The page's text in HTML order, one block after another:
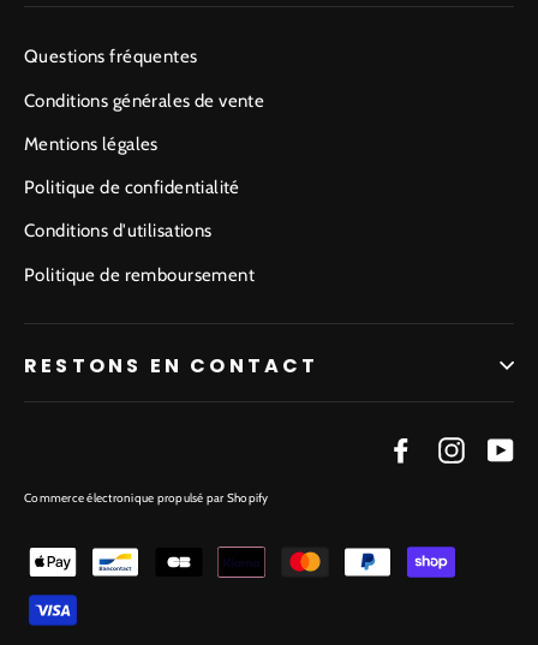
Questions fréquentes
Conditions générales de vente
Mentions légales
Politique de confidentialité
Conditions d'utilisations
Politique de remboursement
RESTONS EN CONTACT
Facebook
Commerce électronique propulsé par Shopify